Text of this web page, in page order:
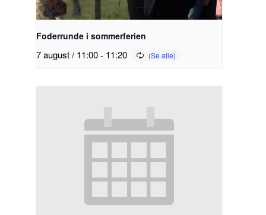
Foderrunde i sommerferien
7 august / 11:00- 11:20